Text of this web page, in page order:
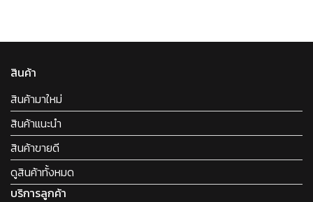
สินค้า
สินค้ามาใหม่
สินค้าแนะนำ
สินค้าขายดี
ดูสินค้าทั้งหมด
บริการลูกค้า